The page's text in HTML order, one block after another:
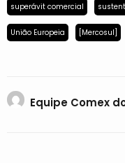
superávit comercial
União Europeia [Mercosul]
Equipe Comex